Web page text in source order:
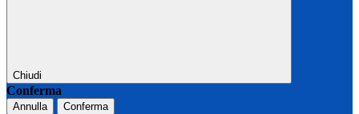
Chiudi
Conferma
Annulla Conferma